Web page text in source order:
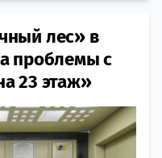
лес» в
проблемы с
23 этаж»